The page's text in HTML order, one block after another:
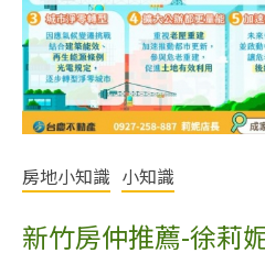
房地小知識 小知識
新竹房仲推薦-徐莉